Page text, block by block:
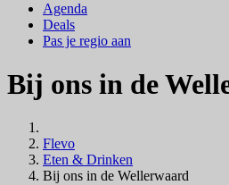
Agenda
Deals
Pas je regio aan
Bij ons in de
Flevo
Eten & Drinken
Bij ons in de Wellerwaard